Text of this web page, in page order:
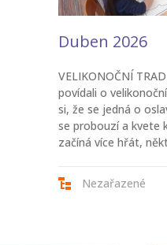
Duben 2026
VELIKONOČNÍ
povídali o
si, že se jedná o
se probouzí a kvete
začíná více hřát,
Nezařazené